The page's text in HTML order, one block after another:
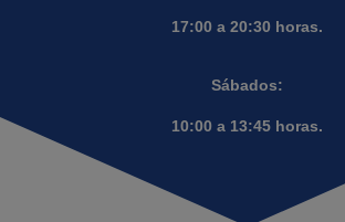
17:00 a 20:30 horas.
Sábados:
10:00 a 13:45 horas.